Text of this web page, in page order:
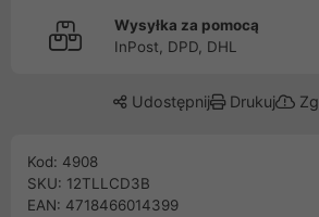
Wysyłka za pomocą
InPost, DPD, DHL
Udostępnij Drukuj
Kod: 4908
SKU: 12TLLCD3B
EAN: 4718466014399